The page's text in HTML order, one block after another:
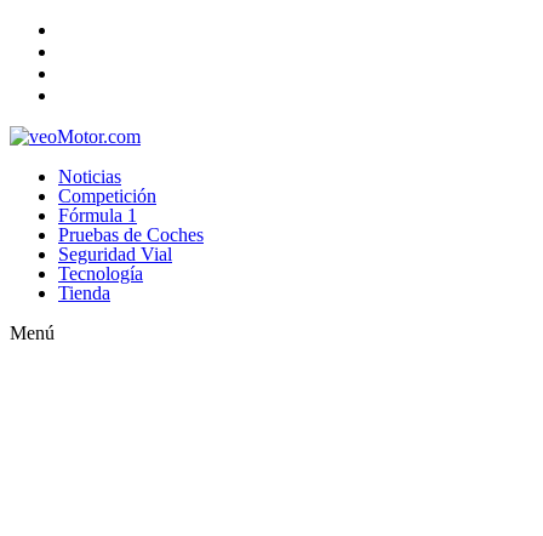
Noticias
Competición
Fórmula 1
Pruebas de Coches
Seguridad Vial
Tecnología
Tienda
Menú